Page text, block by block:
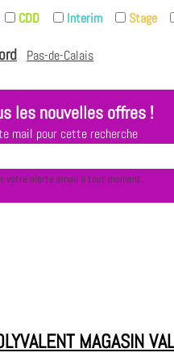
CDD Interim Stage
Pas-de-Calais
les nouvelles offres !
mail pour cette recherche
votre alerte email à tout moment.
MAGASIN